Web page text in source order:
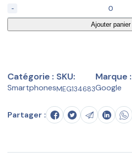
-
Ajouter panier
Catégorie :
Smartphones
SKU:
MEG134683
Marque :
Google
Partager :